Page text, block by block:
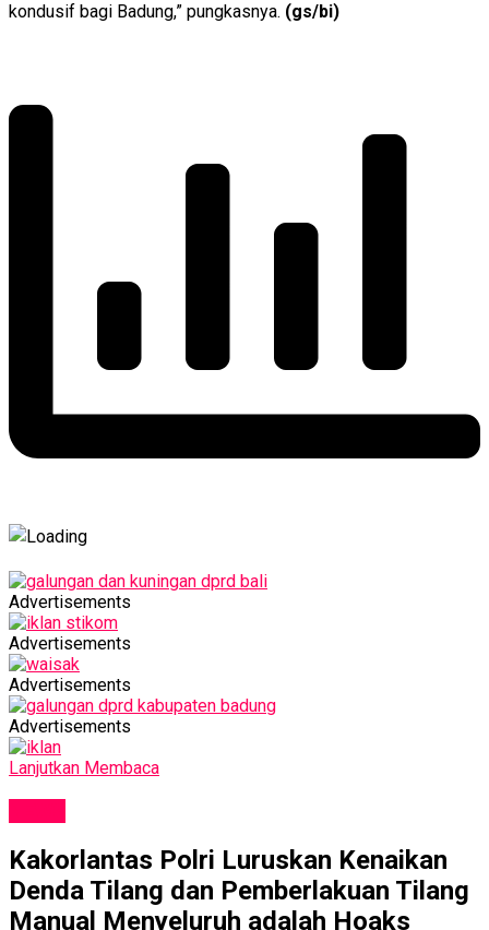
kondusif bagi Badung,” pungkasnya. (gs/bi)
Advertisements
Advertisements
Advertisements
Advertisements
Lanjutkan Membaca
Kakorlantas Polri Luruskan Kenaikan
Denda Tilang dan Pemberlakuan Tilang
Manual Menyeluruh adalah Hoaks